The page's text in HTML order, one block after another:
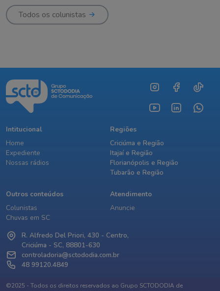
Todos os colunistas
Intitucional
Home
Expediente
Nossas rádios
Regiões
Criciúma e Região
Itajaí e Região
Florianópolis e Região
Tubarão e Região
Outros conteúdos
Colunistas
Chuvas em SC
Atendimento
Anuncie
R. Alfredo Del Priori, 430 - Centro,
Criciúma - SC, 88801-630
controladoria@sctododia.com.br
48 99120.4849
©2025 - Todos os direitos reservados ao Grupo SCTODODIA de